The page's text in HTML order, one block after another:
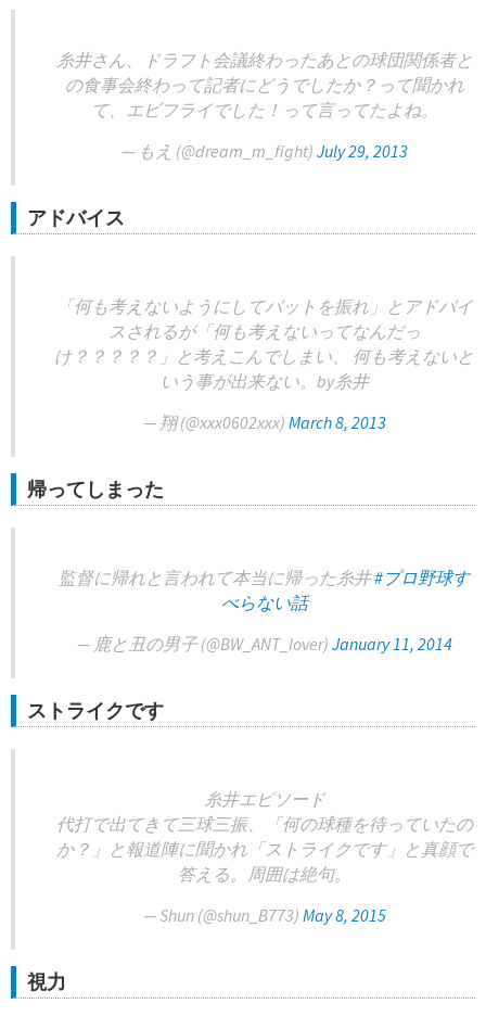
糸井さん、ドラフト会議終わったあとの球団関係者と
の食事会終わって記者にどうでしたか？って聞かれ
て、エビフライでした！って言ってたよね。
— もえ (@dream_m_fight) July 29, 2013
アドバイス
「何も考えないようにしてバットを振れ」とアドバイ
スされるが「何も考えないってなんだっ
け？？？？？」と考えこんでしまい、 何も考えないと
いう事が出来ない。by糸井
— 翔 (@xxx0602xxx) March 8, 2013
帰ってしまった
監督に帰れと言われて本当に帰った糸井#プロ野球す
べらない話
— 鹿と丑の男子 (@BW_ANT_lover) January 11, 2014
ストライクです
糸井エピソード
代打で出てきて三球三振、「何の球種を待っていたの
か？」と報道陣に聞かれ「ストライクです」と真顔で
答える。周囲は絶句。
— Shun (@shun_B773) May 8, 2015
視力